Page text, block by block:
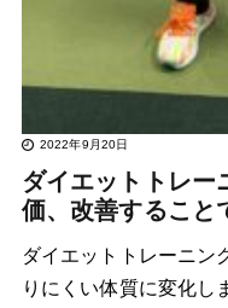
2022年9月20日
ダイエットトレー
価、改善すること
ダイエットトレーニン
りにくい体質に変化し